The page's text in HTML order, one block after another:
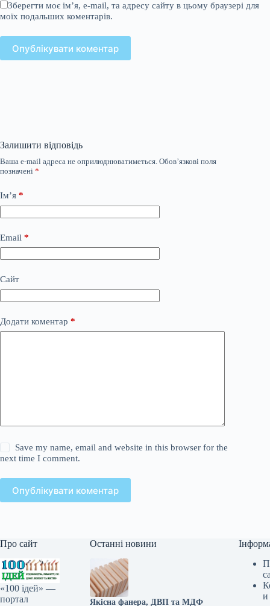
Зберегти моє ім’я, e-mail, та адресу сайту в цьому браузері для
моїх подальших коментарів.
Опублікувати коментар
Залишити відповідь
Ваша e-mail адреса не оприлюднюватиметься. Обов’язкові поля
позначені *
Ім’я *
Email *
Сайт
Додати коментар *
Save my name, email and website in this browser for the
next time I comment.
Опублікувати коментар
Про сайт
«100 ідей» —
портал
Останні новини
Якісна фанера, ДВП та МДФ
и